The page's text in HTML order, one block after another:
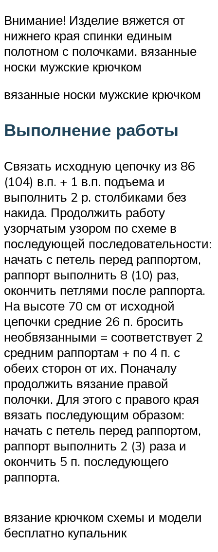
Внимание! Изделие вяжется от
нижнего края спинки единым
полотном с полочками. вязанные
носки мужские крючком
вязанные носки мужские крючком
Выполнение работы
Связать исходную цепочку из 86
(104) в.п. + 1 в.п. подъема и
выполнить 2 р. столбиками без
накида. Продолжить работу
узорчатым узором по схеме в
последующей последовательности:
начать с петель перед раппортом,
раппорт выполнить 8 (10) раз,
окончить петлями после раппорта.
На высоте 70 см от исходной
цепочки средние 26 п. бросить
необвязанными = соответствует 2
средним раппортам + по 4 п. с
обеих сторон от их. Поначалу
продолжить вязание правой
полочки. Для этого с правого края
вязать последующим образом:
начать с петель перед раппортом,
раппорт выполнить 2 (3) раза и
окончить 5 п. последующего
раппорта.
вязание крючком схемы и модели
бесплатно купальник